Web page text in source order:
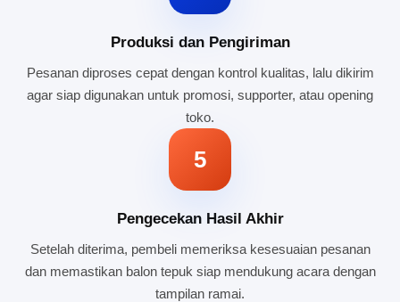
Produksi dan Pengiriman
Pesanan diproses cepat dengan kontrol kualitas, lalu dikirim
agar siap digunakan untuk promosi, supporter, atau opening
toko.
5
Pengecekan Hasil Akhir
Setelah diterima, pembeli memeriksa kesesuaian pesanan
dan memastikan balon tepuk siap mendukung acara dengan
tampilan ramai.